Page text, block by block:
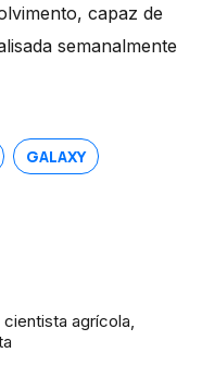
capaz de
semanalmente
GALAXY
agrícola,